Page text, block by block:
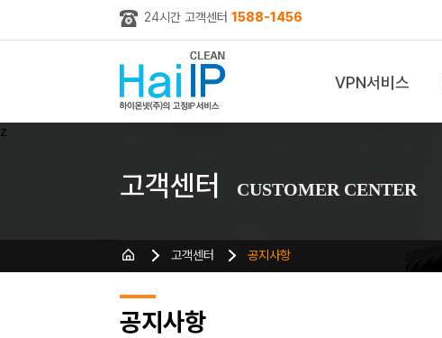
24시간 고객센터 1588-1456
VPN서비스
z
고객센터 CUSTOMER CENTER
고객센터 공지사항
공지사항